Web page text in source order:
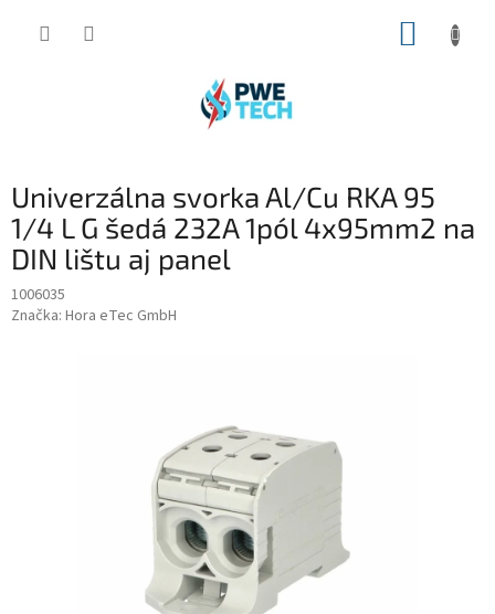
Univerzálna svorka Al/Cu RKA 95
1/4 L G šedá 232A 1pól 4x95mm2 na
DIN lištu aj panel
1006035
Značka: Hora eTec GmbH